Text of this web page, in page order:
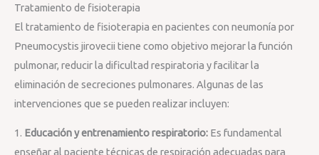
Tratamiento de fisioterapia
El tratamiento de fisioterapia en pacientes con neumonía por
Pneumocystis jirovecii tiene como objetivo mejorar la función
pulmonar, reducir la dificultad respiratoria y facilitar la
eliminación de secreciones pulmonares. Algunas de las
intervenciones que se pueden realizar incluyen:
1. Educación y entrenamiento respiratorio: Es fundamental
enseñar al paciente técnicas de respiración adecuadas para